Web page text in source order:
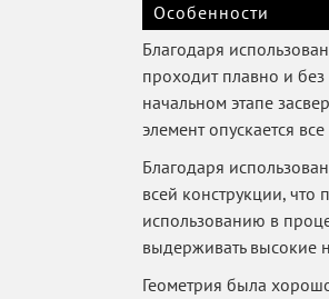
Особенности
Благодаря
проходит плавно и
начальном этапе
элемент опускается
Благодаря
всей конструкции, что
использованию в
выдерживать высокие
Геометрия была